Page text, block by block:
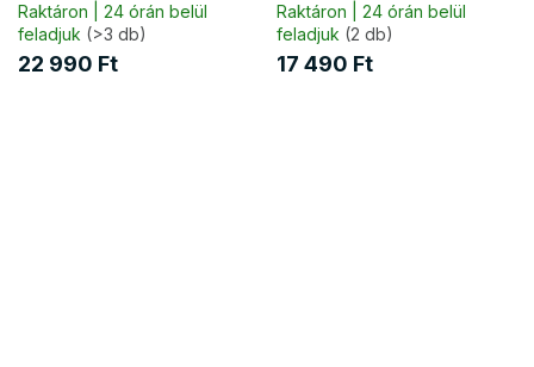
Raktáron | 24 órán belül
feladjuk (>3 db)
22 990 Ft
Raktáron | 24 órán belül
feladjuk (2 db)
17 490 Ft